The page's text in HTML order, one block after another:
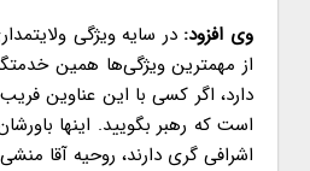
وی افزود: در سایه ویژگی
از مهمترین ویژگی‌ها همین
دارد، اگر کسی با این عناوین
است که رهبر بگویید. اینها
اشرافی گری دارند، روحیه آقا